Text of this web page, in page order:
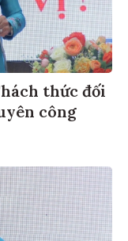
thức đối
công